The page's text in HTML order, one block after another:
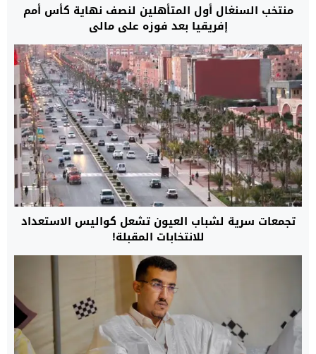
منتخب السنغال أول المتأهلين لنصف نهاية كأس أمم
إفريقيا بعد فوزه على مالي
تجمعات سرية لشباب العيون تشعل كواليس الاستعداد
للانتخابات المقبلة!